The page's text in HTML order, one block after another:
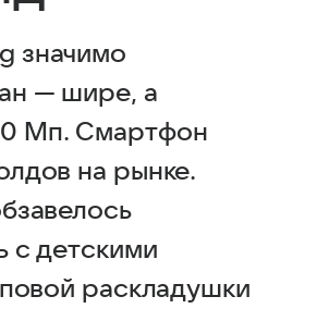
значимо
— шире, а
Мп. Смартфон
на рынке.
с детскими
раскладушки